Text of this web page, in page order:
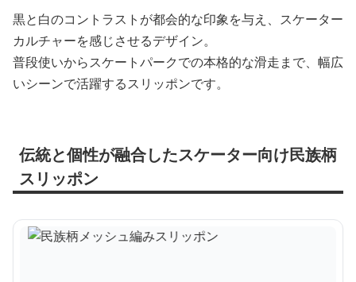
黒と白のコントラストが都会的な印象を与え、スケーター
カルチャーを感じさせるデザイン。
普段使いからスケートパークでの本格的な滑走まで、幅広
いシーンで活躍するスリッポンです。
伝統と個性が融合したスケーター向け民族柄
スリッポン